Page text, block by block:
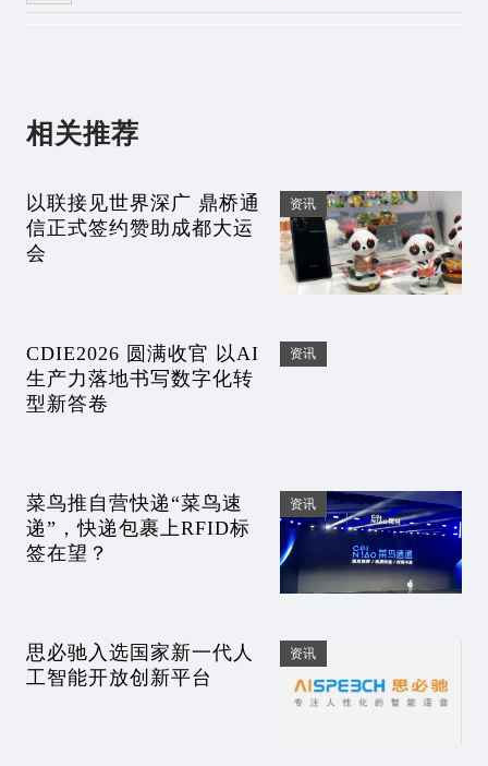
相关推荐
以联接见世界深广 鼎桥通
信正式签约赞助成都大运
会
资讯
CDIE2026 圆满收官 以AI
生产力落地书写数字化转
型新答卷
资讯
菜鸟推自营快递“菜鸟速
递”，快递包裹上RFID标
签在望？
资讯
思必驰入选国家新一代人
工智能开放创新平台
资讯